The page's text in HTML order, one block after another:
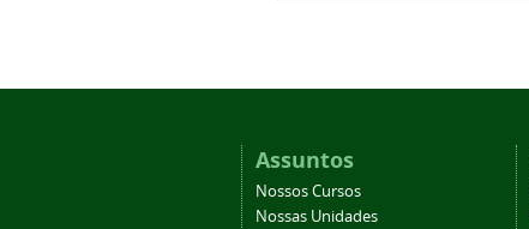
Assuntos
Nossos Cursos
Nossas Unidades